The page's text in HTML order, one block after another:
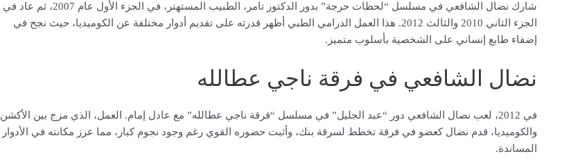
شارك نضال الشافعي في مسلسل “لحظات حرجة” بدور الدكتور تامر، الطبيب المستهتر، في الجزء الأول عام 2007، ثم عاد في
الجزء الثاني 2010 والثالث 2012. هذا العمل الدرامي الطبي أظهر قدرته على تقديم أدوار مختلفة عن الكوميديا، حيث نجح في
إضفاء طابع إنساني على الشخصية بأسلوب متميز.
نضال الشافعي في فرقة ناجي عطالله
في 2012، لعب نضال الشافعي دور “عبد الجليل” في مسلسل “فرقة ناجي عطالله” مع عادل إمام. العمل، الذي مزج بين الأكشن
والكوميديا، قدم نضال كعضو في فرقة تخطط لسرقة بنك، وأثبت حضوره القوي رغم وجود نجوم كبار، مما عزز مكانته في الأدوار
المساندة.